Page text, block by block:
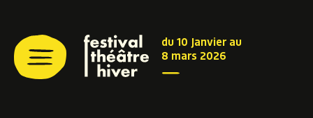
du 10 Janvier au
8 mars 2026